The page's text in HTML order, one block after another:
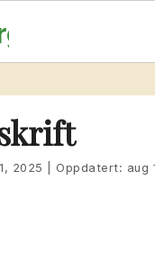
2025 Oppdatert: aug